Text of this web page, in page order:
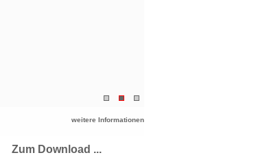
weitere Informationen
Zum Download ...